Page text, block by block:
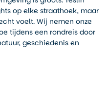
op elke straathoek, maar
voelt. Wij nemen onze
tijdens een rondreis door
geschiedenis en